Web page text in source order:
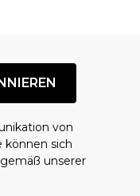
von
können sich
unserer